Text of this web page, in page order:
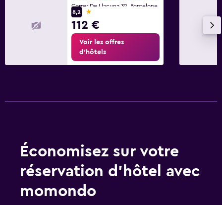
Carrer De Llacuna 32, Barcelone
8,2
1 étoile
112 €
Voir les offres
d’hôtels
Économisez sur votre
réservation d’hôtel avec
momondo